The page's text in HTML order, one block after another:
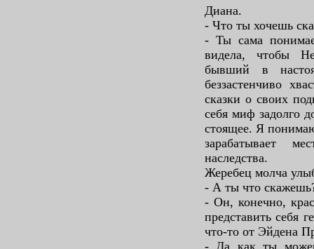
Диана.
- Что ты хочешь
- Ты сама
видела, чтобы
бывший в
беззастенчиво
сказки о своих
себя миф задолго
стоящее. Я
зарабатывает
наследства.
Жеребец молча
- А ты что
- Он, конечно,
представить себя
что-то от Эйдена
- Да как ты